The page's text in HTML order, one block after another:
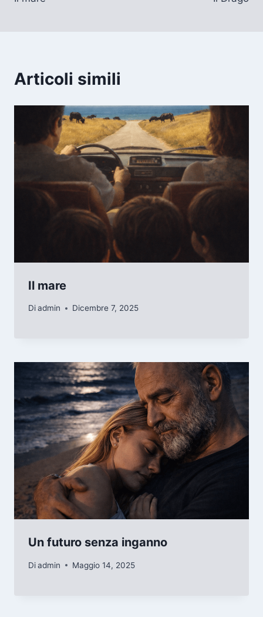
articoli
Articoli simili
Il mare
Diadmin Dicembre 7, 2025
Un futuro senza inganno
Diadmin Maggio 14, 2025